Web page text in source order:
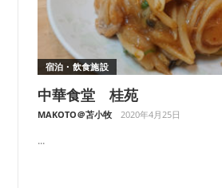
宿泊・飲食施設
中華食堂 桂苑
MAKOTO＠苫小牧 2020年4月25日
...